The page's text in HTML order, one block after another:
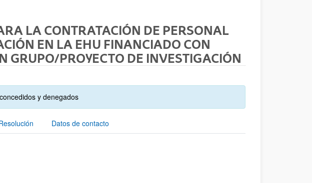
LA CONTRATACIÓN DE PERSONAL
EN LA EHU FINANCIADO CON
GRUPO/PROYECTO DE INVESTIGACIÓN
y denegados
Datos de contacto